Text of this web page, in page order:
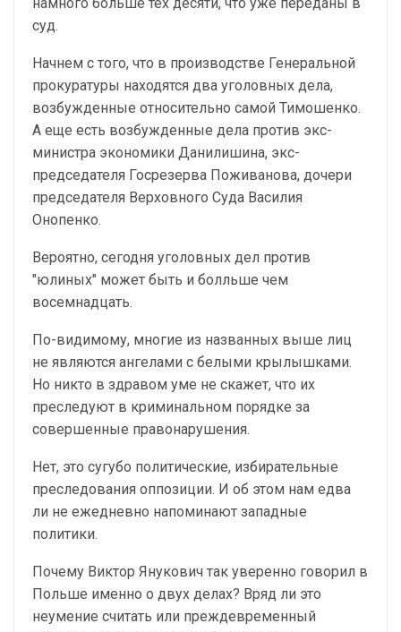
суд.
Начнем с того, что в производстве Генеральной
прокуратуры находятся два уголовных дела,
возбужденные относительно самой Тимошенко.
А еще есть возбужденные дела против экс-
министра экономики Данилишина, экс-
председателя Госрезерва Поживанова, дочери
председателя Верховного Суда Василия
Онопенко.
Вероятно, сегодня уголовных дел против
"юлиных" может быть и болльше чем
восемнадцать.
По-видимому, многие из названных выше лиц
не являются ангелами с белыми крылышками.
Но никто в здравом уме не скажет, что их
преследуют в криминальном порядке за
совершенные правонарушения.
Нет, это сугубо политические, избирательные
преследования оппозиции. И об этом нам едва
ли не ежедневно напоминают западные
политики.
Почему Виктор Янукович так уверенно говорил в
Польше именно о двух делах? Вряд ли это
неумение считать или преждевременный